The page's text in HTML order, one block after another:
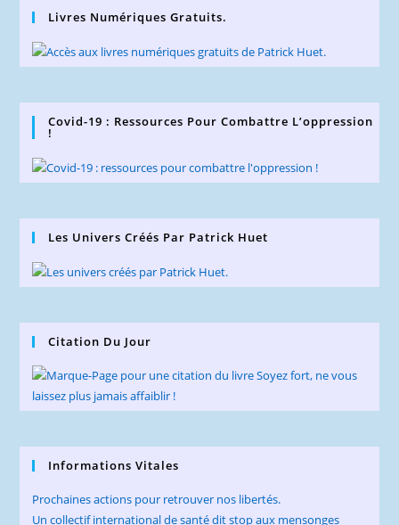
Livres Numériques Gratuits.
Covid-19 : Ressources Pour Combattre L’oppression
!
Les Univers Créés Par Patrick Huet
Citation Du Jour
Informations Vitales
Prochaines actions pour retrouver nos libertés.
Un collectif international de santé dit stop aux mensonges